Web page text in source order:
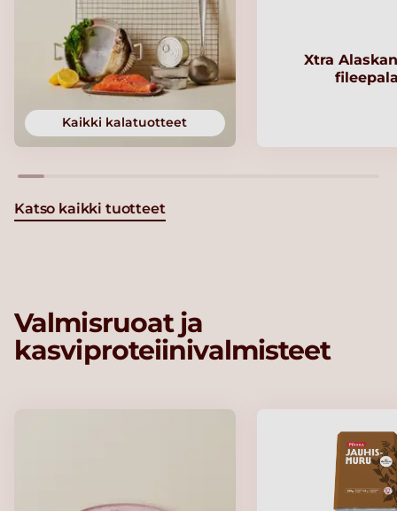
Kaikki kalatuotteet
Xtra
Katso kaikki tuotteet
Valmisruoat ja
kasviproteiinivalmisteet